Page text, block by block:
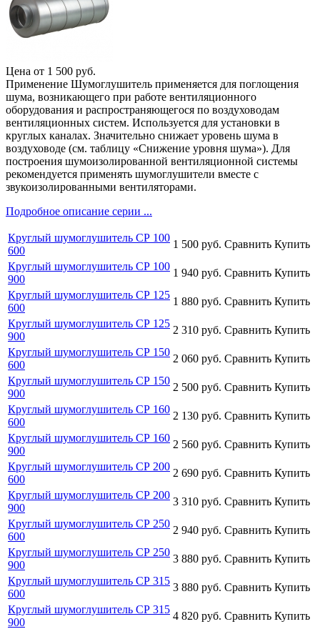
Цена от 1 500 руб.
Применение Шумоглушитель применяется для поглощения
шума, возникающего при работе вентиляционного
оборудования и распространяющегося по воздуховодам
вентиляционных систем. Используется для установки в
круглых каналах. Значительно снижает уровень шума в
воздуховоде (см. таблицу «Снижение уровня шума»). Для
построения шумоизолированной вентиляционной системы
рекомендуется применять шумоглушители вместе с
звукоизолированными вентиляторами.
Подробное описание серии ...
Круглый шумоглушитель СР 100
600
1 500 руб. Сравнить Купить
Круглый шумоглушитель СР 100
900
1 940 руб. Сравнить Купить
Круглый шумоглушитель СР 125
600
1 880 руб. Сравнить Купить
Круглый шумоглушитель СР 125
900
2 310 руб. Сравнить Купить
Круглый шумоглушитель СР 150
600
2 060 руб. Сравнить Купить
Круглый шумоглушитель СР 150
900
2 500 руб. Сравнить Купить
Круглый шумоглушитель СР 160
600
2 130 руб. Сравнить Купить
Круглый шумоглушитель СР 160
900
2 560 руб. Сравнить Купить
Круглый шумоглушитель СР 200
600
2 690 руб. Сравнить Купить
Круглый шумоглушитель СР 200
900
3 310 руб. Сравнить Купить
Круглый шумоглушитель СР 250
600
2 940 руб. Сравнить Купить
Круглый шумоглушитель СР 250
900
3 880 руб. Сравнить Купить
Круглый шумоглушитель СР 315
600
3 880 руб. Сравнить Купить
Круглый шумоглушитель СР 315
900
4 820 руб. Сравнить Купить